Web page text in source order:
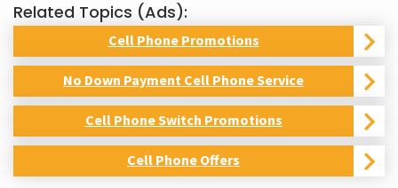
Related Topics (Ads):
Cell Phone Promotions
No Down Payment Cell Phone Service
Cell Phone Switch Promotions
Cell Phone Offers